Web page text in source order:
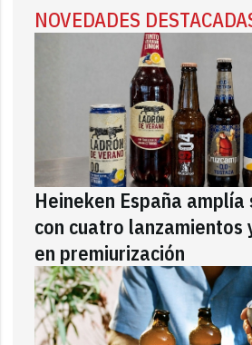
NOVEDADES
Heineken España
con cuatro lanzamientos
en premiurización